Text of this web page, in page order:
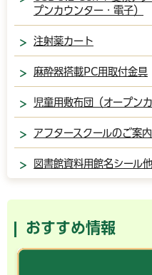
プンカウンター・電子）
注射薬カート
麻酔器搭載PC用取付金具
児童用敷布団（オープン
アフタースクールのご案
図書館資料用館名シール
おすすめ情報